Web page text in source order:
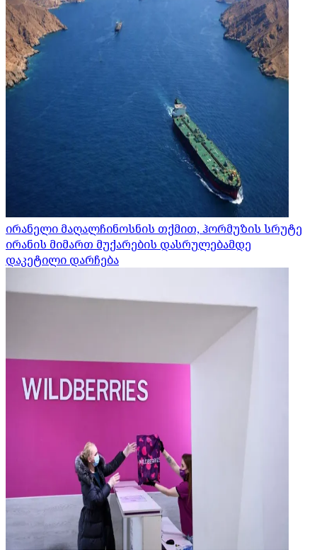
ირანელი მაღალჩინოსნის თქმით, ჰორმუზის სრუტე
ირანის მიმართ მუქარების დასრულებამდე
დაკეტილი დარჩება